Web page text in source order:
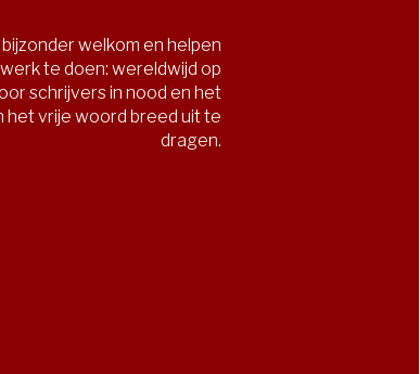
welkom en helpen
te doen: wereldwijd op
schrijvers in nood en het
het vrije woord breed uit te
dragen.